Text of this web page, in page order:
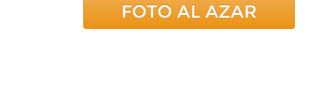
FOTO AL AZAR